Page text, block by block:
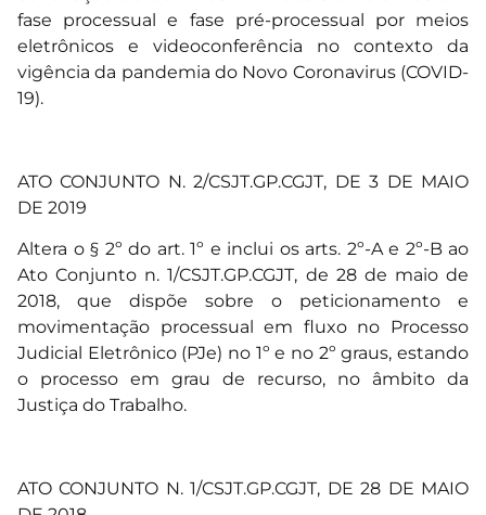
fase processual e fase pré-processual por meios
eletrônicos e videoconferência no contexto da
vigência da pandemia do Novo Coronavirus (COVID-
19).
ATO CONJUNTO N. 2/CSJT.GP.CGJT, DE 3 DE MAIO
DE 2019
Altera o § 2º do art. 1º e inclui os arts. 2º-A e 2º-B ao
Ato Conjunto n. 1/CSJT.GP.CGJT, de 28 de maio de
2018, que dispõe sobre o peticionamento e
movimentação processual em fluxo no Processo
Judicial Eletrônico (PJe) no 1º e no 2º graus, estando
o processo em grau de recurso, no âmbito da
Justiça do Trabalho.
ATO CONJUNTO N. 1/CSJT.GP.CGJT, DE 28 DE MAIO